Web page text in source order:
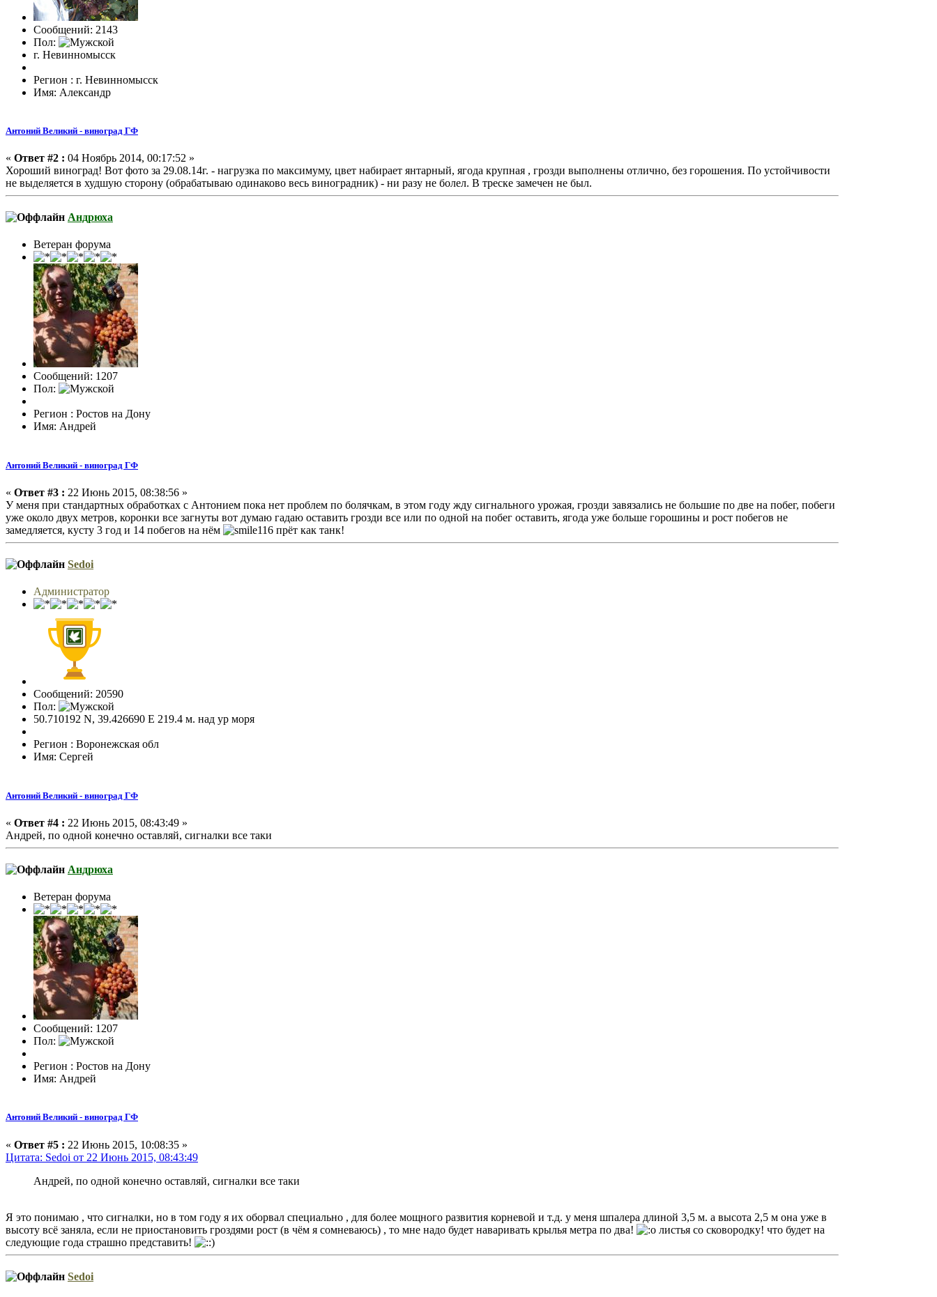
Сообщений: 2143
Пол:
г. Невинномысск
Регион : г. Невинномысск
Имя: Александр
Антоний Великий - виноград ГФ
« Ответ #2 : 04 Ноябрь 2014, 00:17:52 »
Хороший виноград! Вот фото за 29.08.14г. - нагрузка по максимуму, цвет набирает янтарный, ягода крупная , грозди выполнены отлично, без горошения. По устойчивости
не выделяется в худшую сторону (обрабатываю одинаково весь виноградник) - ни разу не болел. В треске замечен не был.
Андрюха
Ветеран форума
Сообщений: 1207
Пол:
Регион : Ростов на Дону
Имя: Андрей
Антоний Великий - виноград ГФ
« Ответ #3 : 22 Июнь 2015, 08:38:56 »
У меня при стандартных обработках с Антонием пока нет проблем по болячкам, в этом году жду сигнального урожая, грозди завязались не большие по две на побег, побеги
уже около двух метров, коронки все загнуты вот думаю гадаю оставить грозди все или по одной на побег оставить, ягода уже больше горошины и рост побегов не
замедляется, кусту 3 год и 14 побегов на нём
прёт как танк!
Sedoi
Администратор
Сообщений: 20590
Пол:
50.710192 N, 39.426690 E 219.4 м. над ур моря
Регион : Воронежская обл
Имя: Сергей
Антоний Великий - виноград ГФ
« Ответ #4 : 22 Июнь 2015, 08:43:49 »
Андрей, по одной конечно оставляй, сигналки все таки
Андрюха
Ветеран форума
Сообщений: 1207
Пол:
Регион : Ростов на Дону
Имя: Андрей
Антоний Великий - виноград ГФ
« Ответ #5 : 22 Июнь 2015, 10:08:35 »
Цитата: Sedoi от 22 Июнь 2015, 08:43:49
Андрей, по одной конечно оставляй, сигналки все таки
Я это понимаю , что сигналки, но в том году я их оборвал специально , для более мощного развития корневой и т.д. у меня шпалера длиной 3,5 м. а высота 2,5 м она уже в
высоту всё заняла, если не приостановить гроздями рост (в чём я сомневаюсь) , то мне надо будет наваривать крылья метра по два!
листья со сковородку! что будет на
следующие года страшно представить!
Sedoi